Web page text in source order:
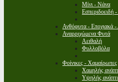
Μίνι - Νάνα
Εσπεριδοειδή
Ανθόφυτα - Εποχιακά
Αναρριχώμενα Φυτά
Αειθαλή
Φυλλοβόλα
Φοίνικες - Χαμαίρωπες
Χαμηλής
Υψηλής